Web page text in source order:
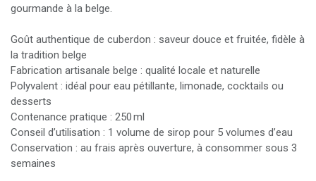
gourmande à la belge.
Goût authentique de cuberdon : saveur douce et fruitée, fidèle à
la tradition belge
Fabrication artisanale belge : qualité locale et naturelle
Polyvalent : idéal pour eau pétillante, limonade, cocktails ou
desserts
Contenance pratique : 250 ml
Conseil d’utilisation : 1 volume de sirop pour 5 volumes d’eau
Conservation : au frais après ouverture, à consommer sous 3
semaines